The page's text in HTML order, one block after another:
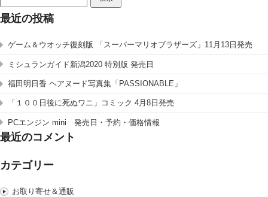
索:
最近の投稿
ゲーム＆ウオッチ復刻版 「スーパーマリオブラザーズ」11月13日発売
ミシュランガイド新潟2020 特別版 発売日
福田明日香 ヘアヌード写真集「PASSIONABLE」
「１００日後に死ぬワニ」コミック 4月8日発売
PCエンジン mini 発売日・予約・価格情報
最近のコメント
カテゴリー
お取り寄せ＆通販